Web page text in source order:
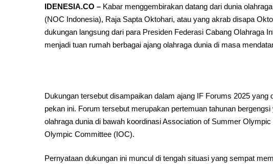
IDENESIA.CO – Kabar menggembirakan datang dari dunia
(NOC Indonesia), Raja Sapta Oktohari, atau yang akrab disapa
dukungan langsung dari para Presiden Federasi Cabang Olahraga
menjadi tuan rumah berbagai ajang olahraga dunia di masa
Dukungan tersebut disampaikan dalam ajang IF Forums 2025
pekan ini. Forum tersebut merupakan pertemuan tahunan
olahraga dunia di bawah koordinasi Association of Summer
Olympic Committee (IOC).
Pernyataan dukungan ini muncul di tengah situasi yang sempat